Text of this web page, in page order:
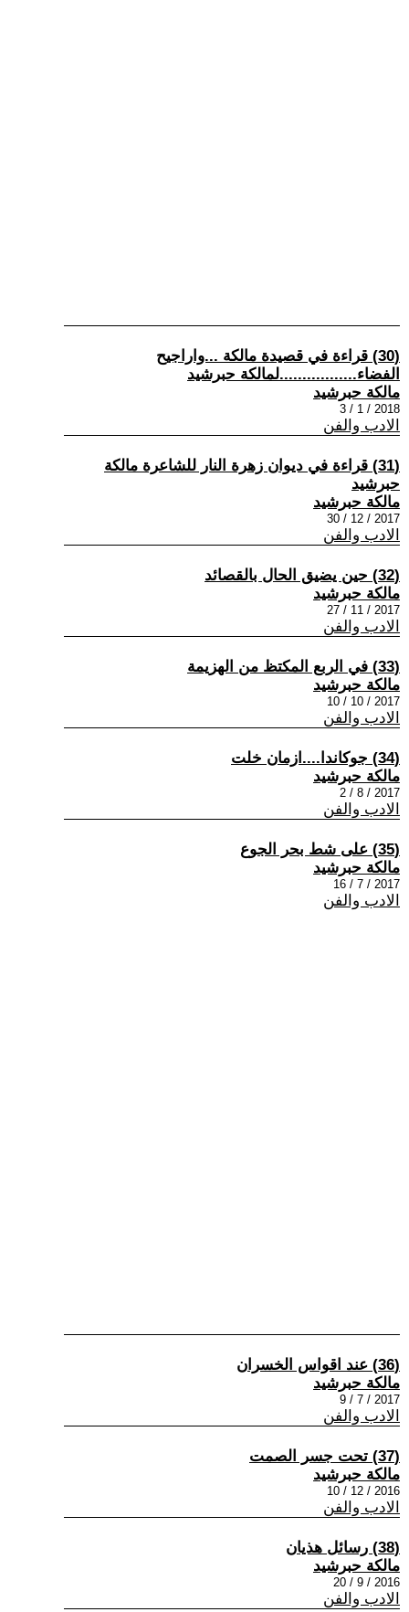
(30) قراءة في قصيدة مالكة ...واراجيح
الفضاء.................لمالكة حبرشيد
مالكة حبرشيد
2018 / 1 / 3
الادب والفن
(31) قراءة في ديوان زهرة النار للشاعرة مالكة
حبرشيد
مالكة حبرشيد
2017 / 12 / 30
الادب والفن
(32) حين يضيق الحال بالقصائد
مالكة حبرشيد
2017 / 11 / 27
الادب والفن
(33) في الربع المكتظ من الهزيمة
مالكة حبرشيد
2017 / 10 / 10
الادب والفن
(34) جوكاندا....ازمان خلت
مالكة حبرشيد
2017 / 8 / 2
الادب والفن
(35) على شط بحر الجوع
مالكة حبرشيد
2017 / 7 / 16
الادب والفن
(36) عند اقواس الخسران
مالكة حبرشيد
2017 / 7 / 9
الادب والفن
(37) تحت جسر الصمت
مالكة حبرشيد
2016 / 12 / 10
الادب والفن
(38) رسائل هذيان
مالكة حبرشيد
2016 / 9 / 20
الادب والفن